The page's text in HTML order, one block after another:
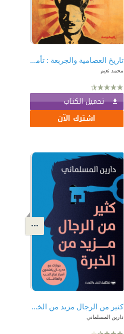
تاريخ العصامية والجربعة : تأملات نقدية في الاجتماع السياسي الحديث
محمد نعيم
تحميل الكتاب
اشترك الآن
كثير من الرجال مزيد من الخبرة
دارين المسلماني